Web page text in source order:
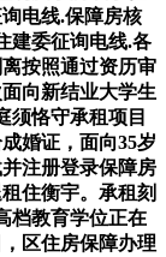
电线.保障房核
建委征询电线.各
按照通过资历审
向新结业大学生
须恪守承租项目
婚证，面向35岁
注册登录保障房
住衡宇。承租刻
档教育学位正在
区住房保障办理